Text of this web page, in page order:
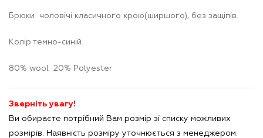
Брюки чоловічі класичного крою(ширшого), без защіпів.
Колір темно-синій.
80% wool 20% Polyester
Зверніть увагу!
Ви обираєте потрібний Вам розмір зі списку можливих
розмірів. Наявність розміру уточнюється з менеджером.